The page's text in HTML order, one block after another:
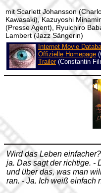
mit Scarlett Johansson
Kawasaki), Kazuyoshi
(Presse Agent), Ryuichiro
Lambert (Jazz Sängerin)
Internet Movie
Offizielle Homepage
Trailer(Constantin
Wird das Leben
ja. Das sagt der richtige. -
und über das, was man
ran. - Ja. Ich weiß einfach